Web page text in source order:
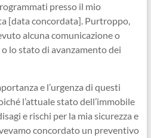
presso il mio
[data concordata]. Purtroppo,
alcuna comunicazione o
lo stato di avanzamento dei
e l’urgenza di questi
l’attuale stato dell’immobile
e rischi per la mia sicurezza e
concordato un preventivo